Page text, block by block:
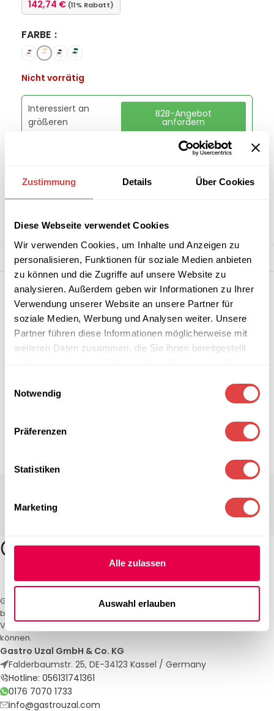
Zustimmung Details Über Cookies
Diese Webseite verwendet Cookies
Wir verwenden Cookies, um Inhalte und Anzeigen zu
personalisieren, Funktionen für soziale Medien anbieten
zu können und die Zugriffe auf unsere Website zu
analysieren. Außerdem geben wir Informationen zu Ihrer
Verwendung unserer Website an unsere Partner für
soziale Medien, Werbung und Analysen weiter. Unsere
Partner führen diese Informationen möglicherweise mit
weiteren Daten zusammen, die Sie ihnen bereitgestellt
Notwendig
Präferenzen
Statistiken
Marketing
Alle zulassen
Auswahl erlauben
142,74 € (11% Rabatt)
FARBE
Nicht vorrätig
Interessiert an
größeren
B2B-Angebot
anfordern
Artikelnummer:
Teilen:
Gastro Uzal – Ihr Spezialist für Gastronomiemöbel und -textilien. Wir
bieten maßgeschneiderte Lösungen für Restaurants, Hotels und
Veranstaltungen. Qualität und Service, auf die Sie sich verlassen
können.
Gastro Uzal GmbH & Co. KG
Falderbaumstr. 25, DE-34123 Kassel / Germany
Hotline: 056131741361
0176 7070 1733
info@gastrouzal.com